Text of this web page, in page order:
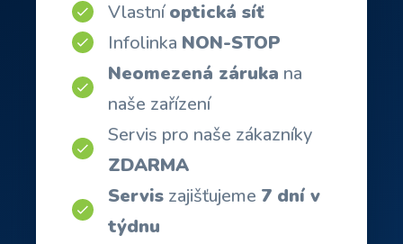
Vlastníoptická síť
Infolinka NON-STOP
Neomezená záruka na
naše zařízení
Servis pro naše zákazníky
ZDARMA
Servis zajišťujeme 7 dní v
týdnu